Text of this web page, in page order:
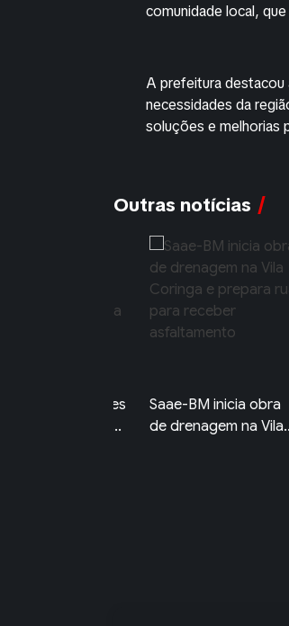
comunidade local,
A prefeitura destacou
necessidades da
soluções e melhorias
Outras notícias
2026: estudantes
completar in...
Saae-BM inicia obra
de drenagem na